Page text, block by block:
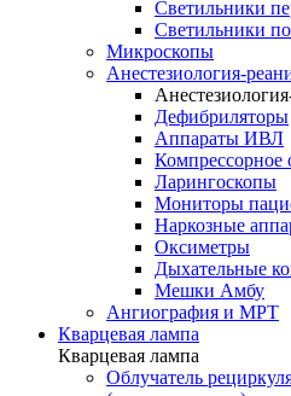
Светильники
Светильники
Микроскопы
Анестезиология-
Дефибриляторы
Аппараты ИВЛ
Компрессорное
Ларингоскопы
Мониторы
Наркозные
Оксиметры
Дыхательные
Мешки Амбу
Ангиография и МРТ
Кварцевая лампа
Кварцевая лампа
Облучатель